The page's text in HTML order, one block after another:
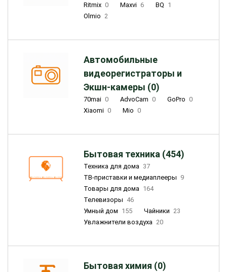
Ritmix 0 Maxvi 6 BQ 1
Olmio 2
Автомобильные
видеорегистраторы и
Экшн-камеры (0)
70mai 0 AdvoCam 0 GoPro 0
Xiaomi 0 Mio 0
Бытовая техника (454)
Техника для дома 37
ТВ-приставки и медиаплееры 9
Товары для дома 164
Телевизоры 46
Умный дом 155 Чайники 23
Увлажнители воздуха 20
Бытовая химия (0)